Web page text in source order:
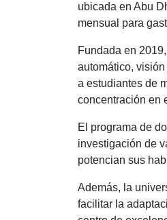
ubicada en Abu
mensual para
Fundada en
automático,
a estudiantes de
concentración en
El programa de
investigación de
potencian sus
Además, la
facilitar la